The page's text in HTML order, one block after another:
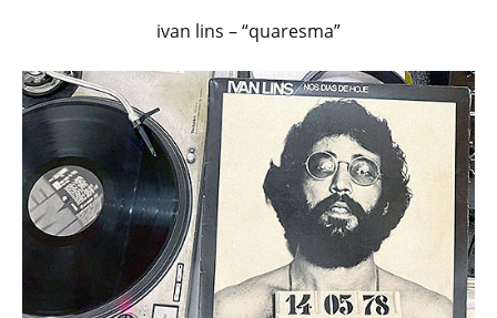
ivan lins – “quaresma”